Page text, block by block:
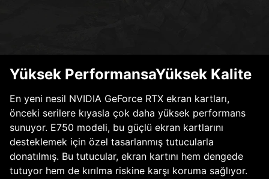
Yüksek PerformansaYüksek Kalite
En yeni nesil NVIDIA GeForce RTX ekran kartları,
önceki serilere kıyasla çok daha yüksek performans
sunuyor. E750 modeli, bu güçlü ekran kartlarını
desteklemek için özel tasarlanmış tutucularla
donatılmış. Bu tutucular, ekran kartını hem dengede
tutuyor hem de kırılma riskine karşı koruma sağlıyor.